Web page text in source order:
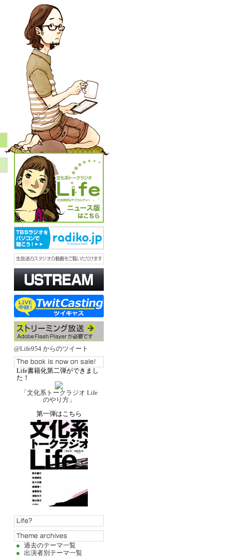
@Life954 からのツイート
Life書籍化第二弾ができまし
た！
「文化系トークラジオ Life
のやり方」
第一弾はこちら
過去のテーマ一覧
出演者別テーマ一覧